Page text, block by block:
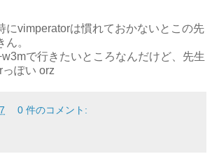
にvimperatorは慣れておかないとこの先
。
で行きたいところなんだけど、先生
ぽい orz
0 件のコメント: